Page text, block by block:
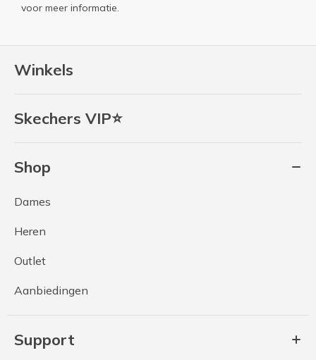
Winkels
Skechers VIP⭐
Shop
Dames
Heren
Outlet
Aanbiedingen
Support
voor meer informatie.